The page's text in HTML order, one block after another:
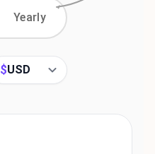
Yearly
$USD